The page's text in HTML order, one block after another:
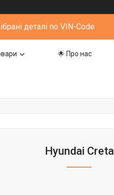
деталі по VIN-Code
🌟 Про нас
Hyundai Creta